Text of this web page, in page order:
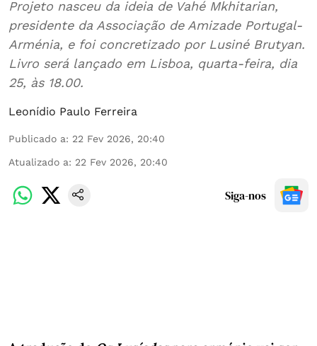
Projeto nasceu da ideia de Vahé Mkhitarian,
presidente da Associação de Amizade Portugal-
Arménia, e foi concretizado por Lusiné Brutyan.
Livro será lançado em Lisboa, quarta-feira, dia
25, às 18.00.
Leonídio Paulo Ferreira
Publicado a: 22 Fev 2026, 20:40
Atualizado a: 22 Fev 2026, 20:40
Siga-nos